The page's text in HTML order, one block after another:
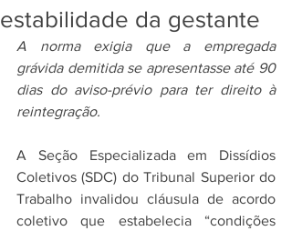
estabilidade da gestante
A norma exigia que a empregada
grávida demitida se apresentasse até 90
dias do aviso-prévio para ter direito à
reintegração.
A Seção Especializada em Dissídios
Coletivos (SDC) do Tribunal Superior do
Trabalho invalidou cláusula de acordo
coletivo que estabelecia “condições